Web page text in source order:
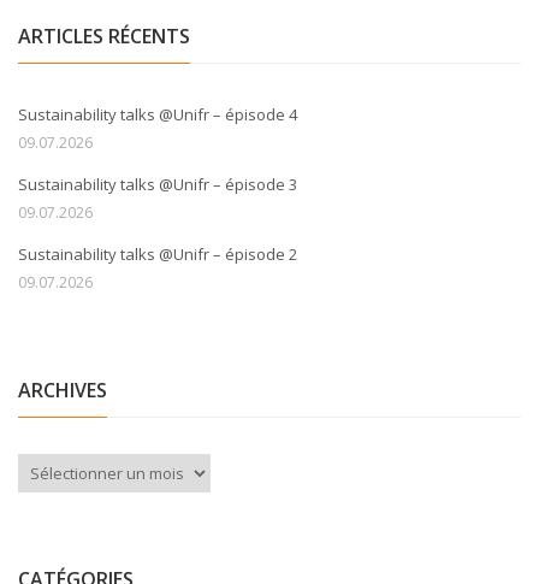
ARTICLES RÉCENTS
Sustainability talks @Unifr – épisode 4
09.07.2026
Sustainability talks @Unifr – épisode 3
09.07.2026
Sustainability talks @Unifr – épisode 2
09.07.2026
ARCHIVES
Archives